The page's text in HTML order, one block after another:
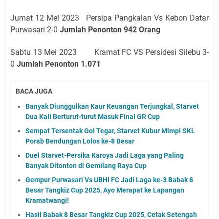
Jumat 12 Mei 2023 Persipa Pangkalan Vs Kebon Datar
Purwasari 2-0 Jumlah Penonton 942 Orang
Sabtu 13 Mei 2023 Kramat FC VS Persidesi Silebu 3-
0 Jumlah Penonton 1.071
BACA JUGA
Banyak Diunggulkan Kaur Keuangan Terjungkal, Starvet
Dua Kali Berturut-turut Masuk Final GR Cup
Sempat Tersentak Gol Tegar, Starvet Kubur Mimpi SKL
Porab Bendungan Lolos ke-8 Besar
Duel Starvet-Persika Karoya Jadi Laga yang Paling
Banyak Ditonton di Gemilang Raya Cup
Gempur Purwasari Vs UBHI FC Jadi Laga ke-3 Babak 8
Besar Tangkiz Cup 2025, Ayo Merapat ke Lapangan
Kramatwangi!
Hasil Babak 8 Besar Tangkiz Cup 2025, Cetak Setengah